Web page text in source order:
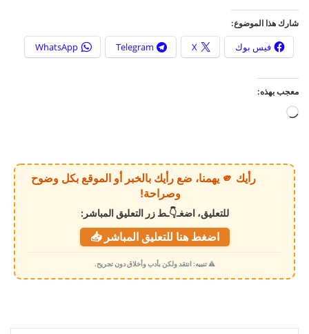
شارك هذا الموضوع:
فيس بوك X
Telegram
WhatsApp
معجب بهذه:
ي
م
ي
رأيك 🫵 يهمنا، ضع رأيك بالخبر أو الموقع بكل وضوح
وصراحة!
للتعليق، اضغـ👇ـط زر التعليق المباشر:
اضغط هنا للتعليق المباشر 📥
⚠️ تنبيه: انتقد ولكن بأدب وأخلاق دون تجريح.